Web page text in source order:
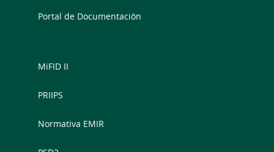
Portal de Documentación
MiFID II
PRIIPS
Normativa EMIR